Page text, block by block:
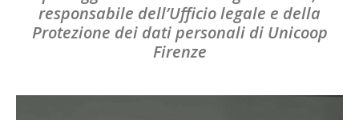
responsabile dell’Ufficio legale e della
Protezione dei dati personali di Unicoop
Firenze